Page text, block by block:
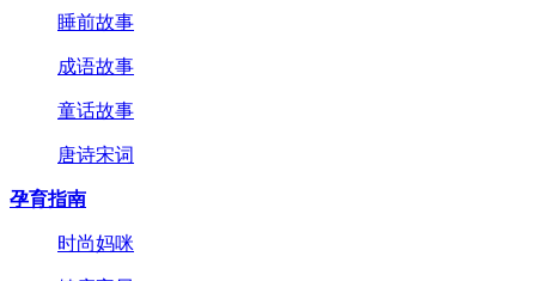
睡前故事
成语故事
童话故事
唐诗宋词
孕育指南
时尚妈咪